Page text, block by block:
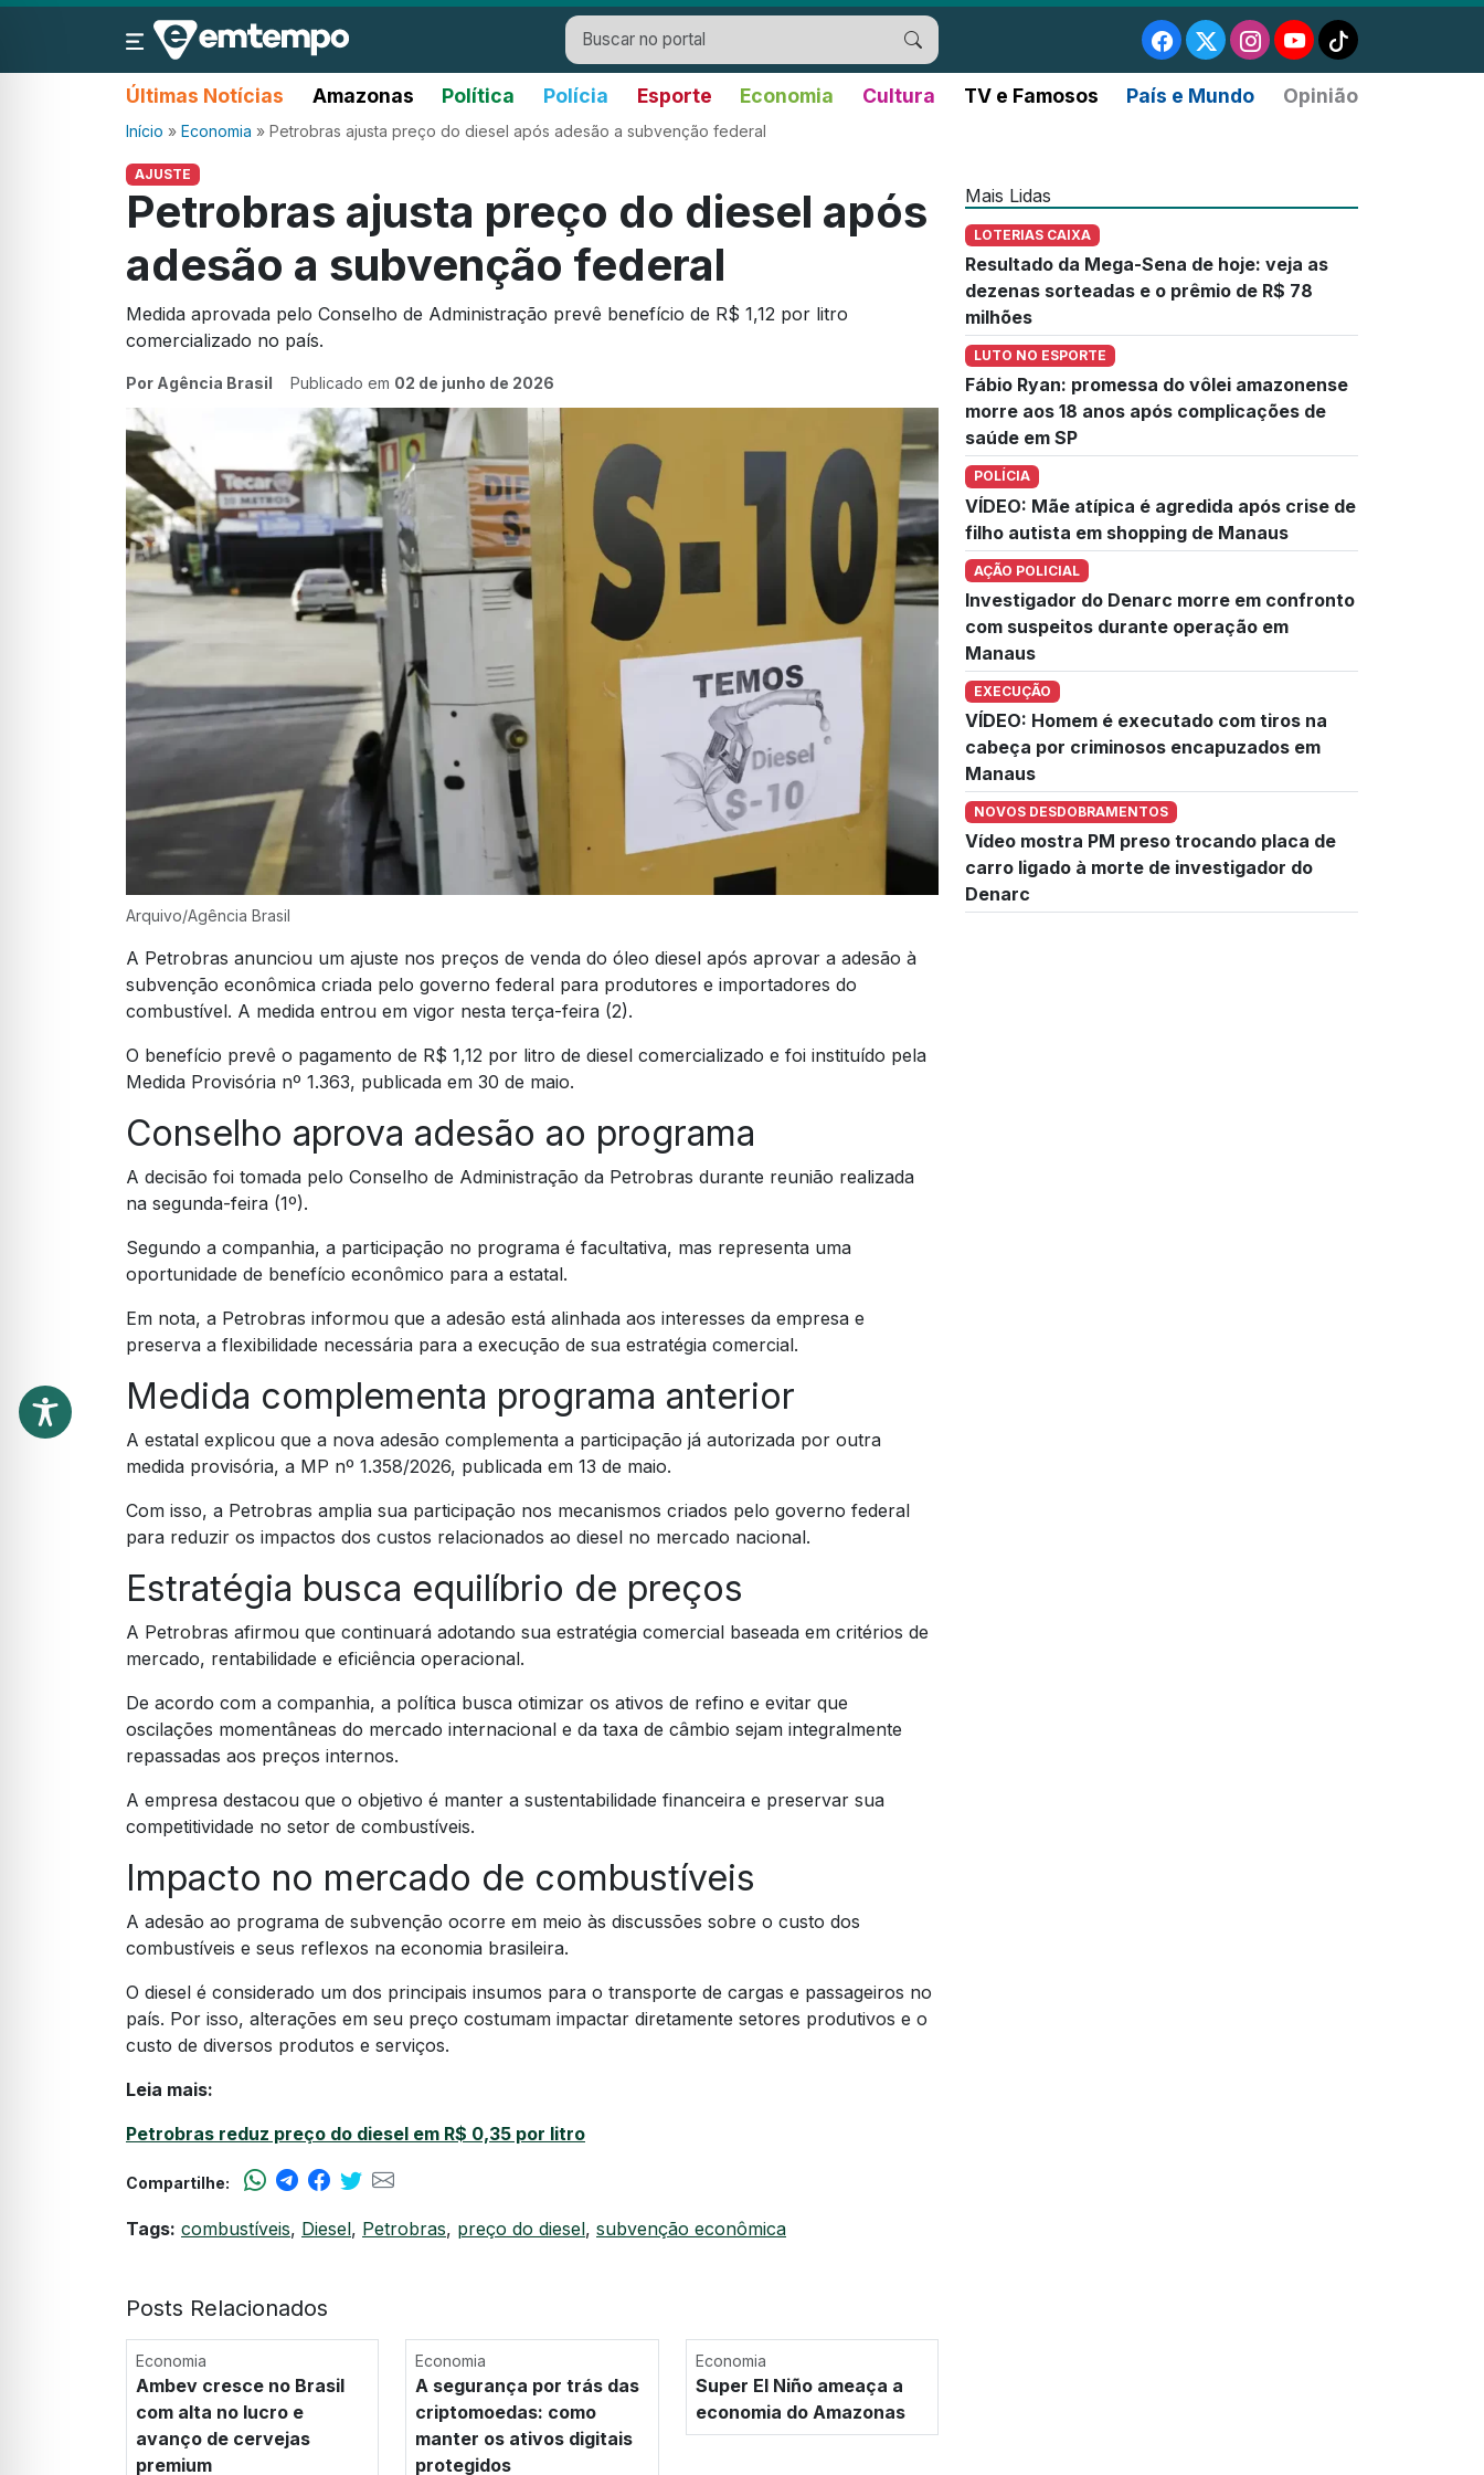
Últimas Notícias Amazonas Política Polícia Esporte Economia Cultura TV e Famosos País e Mundo Opinião
Início » Economia » Petrobras ajusta preço do diesel após adesão a subvenção federal
AJUSTE
Petrobras ajusta preço do diesel após
adesão a subvenção federal
Medida aprovada pelo Conselho de Administração prevê benefício de R$ 1,12 por litro
comercializado no país.
Por Agência Brasil Publicado em 02 de junho de 2026
Arquivo/Agência Brasil
A Petrobras anunciou um ajuste nos preços de venda do óleo diesel após aprovar a adesão à
subvenção econômica criada pelo governo federal para produtores e importadores do
combustível. A medida entrou em vigor nesta terça-feira (2).
O benefício prevê o pagamento de R$ 1,12 por litro de diesel comercializado e foi instituído pela
Medida Provisória nº 1.363, publicada em 30 de maio.
Conselho aprova adesão ao programa
A decisão foi tomada pelo Conselho de Administração da Petrobras durante reunião realizada
na segunda-feira (1º).
Segundo a companhia, a participação no programa é facultativa, mas representa uma
oportunidade de benefício econômico para a estatal.
Em nota, a Petrobras informou que a adesão está alinhada aos interesses da empresa e
preserva a flexibilidade necessária para a execução de sua estratégia comercial.
Medida complementa programa anterior
A estatal explicou que a nova adesão complementa a participação já autorizada por outra
medida provisória, a MP nº 1.358/2026, publicada em 13 de maio.
Com isso, a Petrobras amplia sua participação nos mecanismos criados pelo governo federal
para reduzir os impactos dos custos relacionados ao diesel no mercado nacional.
Estratégia busca equilíbrio de preços
A Petrobras afirmou que continuará adotando sua estratégia comercial baseada em critérios de
mercado, rentabilidade e eficiência operacional.
De acordo com a companhia, a política busca otimizar os ativos de refino e evitar que
oscilações momentâneas do mercado internacional e da taxa de câmbio sejam integralmente
repassadas aos preços internos.
A empresa destacou que o objetivo é manter a sustentabilidade financeira e preservar sua
competitividade no setor de combustíveis.
Impacto no mercado de combustíveis
A adesão ao programa de subvenção ocorre em meio às discussões sobre o custo dos
combustíveis e seus reflexos na economia brasileira.
O diesel é considerado um dos principais insumos para o transporte de cargas e passageiros no
país. Por isso, alterações em seu preço costumam impactar diretamente setores produtivos e o
custo de diversos produtos e serviços.
Leia mais:
Petrobras reduz preço do diesel em R$ 0,35 por litro
Compartilhe:
Tags: combustíveis, Diesel, Petrobras, preço do diesel, subvenção econômica
Posts Relacionados
Economia
Ambev cresce no Brasil
com alta no lucro e
avanço de cervejas
premium
Economia
A segurança por trás das
criptomoedas: como
manter os ativos digitais
protegidos
Economia
Super El Niño ameaça a
economia do Amazonas
Mais Lidas
LOTERIAS CAIXA
Resultado da Mega-Sena de hoje: veja as
dezenas sorteadas e o prêmio de R$ 78
milhões
LUTO NO ESPORTE
Fábio Ryan: promessa do vôlei amazonense
morre aos 18 anos após complicações de
saúde em SP
POLÍCIA
VÍDEO: Mãe atípica é agredida após crise de
filho autista em shopping de Manaus
AÇÃO POLICIAL
Investigador do Denarc morre em confronto
com suspeitos durante operação em
Manaus
EXECUÇÃO
VÍDEO: Homem é executado com tiros na
cabeça por criminosos encapuzados em
Manaus
NOVOS DESDOBRAMENTOS
Vídeo mostra PM preso trocando placa de
carro ligado à morte de investigador do
Denarc